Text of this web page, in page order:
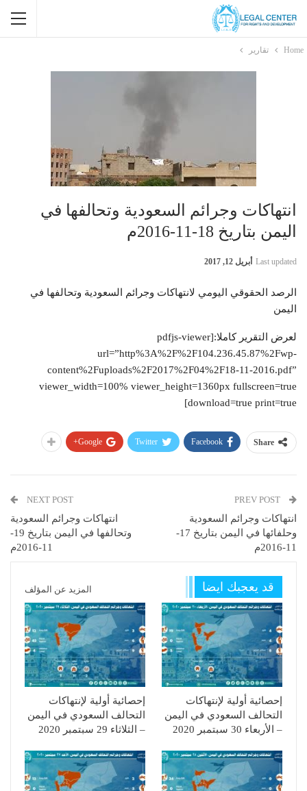
Home تقارير
انتهاكات وجرائم السعودية وتحالفها في
اليمن بتاريخ 18-11-2016م
Last updated أبريل 12, 2017
الرصد الحقوقي اليومي لانتهاكات وجرائم السعودية وتحالفها في
اليمن
لعرض التقرير كاملا:[pdfjs-viewer
url=”http%3A%2F%2F104.236.45.87%2Fwp-
content%2Fuploads%2F2017%2F04%2F18-11-2016.pdf”
viewer_width=100% viewer_height=1360px fullscreen=true
download=true print=true]
Share
Facebook
Twitter
Google+
انتهاكات وجرائم السعودية
وحلفائها في اليمن بتاريخ 17-
11-2016م
NEXT POST
انتهاكات وجرائم السعودية
وتحالفها في اليمن بتاريخ 19-
11-2016م
قد يعجبك ايضا المزيد عن المؤلف
إحصائية أولية لإنتهاكات
التحالف السعودي في اليمن
– الأربعاء 30 سبتمبر 2020
إحصائية أولية لإنتهاكات
التحالف السعودي في اليمن
– الثلاثاء 29 سبتمبر 2020